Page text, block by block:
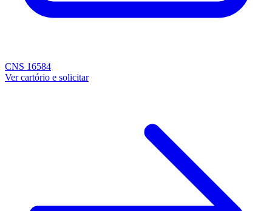
CNS 16584
Ver cartório e solicitar